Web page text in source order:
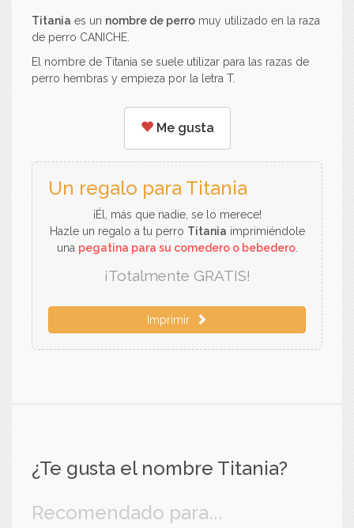
Titania es un nombre de perro muy utilizado en la raza
de perro CANICHE.
El nombre de Titania se suele utilizar para las razas de
perro hembras y empieza por la letra T.
Me gusta
Un regalo para Titania
¡Él, más que nadie, se lo merece!
Hazle un regalo a tu perro Titania imprimiéndole
una pegatina para su comedero o bebedero.
¡Totalmente GRATIS!
Imprimir
¿Te gusta el nombre Titania?
Recomendado para...